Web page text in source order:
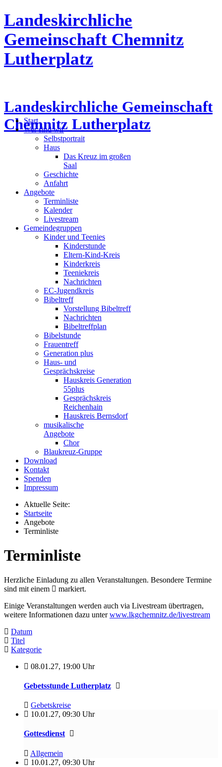
Landeskirchliche
Gemeinschaft Chemnitz
Lutherplatz
Landeskirchliche Gemeinschaft
Chemnitz Lutherplatz
Start
Wer sind wir
Selbstportrait
Haus
Das Kreuz im großen
Saal
Geschichte
Anfahrt
Angebote
Terminliste
Kalender
Livestream
Gemeindegruppen
Kinder und Teenies
Kinderstunde
Eltern-Kind-Kreis
Kinderkreis
Teeniekreis
Nachrichten
EC-Jugendkreis
Bibeltreff
Vorstellung Bibeltreff
Nachrichten
Bibeltreffplan
Bibelstunde
Frauentreff
Generation plus
Haus- und
Gesprächskreise
Hauskreis Generation
55plus
Gesprächskreis
Reichenhain
Hauskreis Bernsdorf
musikalische
Angebote
Chor
Blaukreuz-Gruppe
Download
Kontakt
Spenden
Impressum
Aktuelle Seite:
Startseite
Angebote
Terminliste
Terminliste
Herzliche Einladung zu allen Veranstaltungen. Besondere Termine
sind mit einem
markiert.
Einige Veranstaltungen werden auch via Livestream übertragen,
weitere Informationen dazu unterwww.lkgchemnitz.de/livestream
Datum
Titel
Kategorie
08.01.27, 19:00 Uhr
Gebetsstunde Lutherplatz
Gebetskreise
10.01.27, 09:30 Uhr
Gottesdienst
Allgemein
10.01.27, 09:30 Uhr